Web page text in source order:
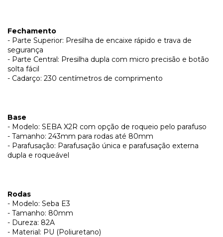
Fechamento
- Parte Superior: Presilha de encaixe rápido e trava de
segurança
- Parte Central: Presilha dupla com micro precisão e botão
solta fácil
- Cadarço: 230 centímetros de comprimento
Base
- Modelo: SEBA X2R com opção de roqueio pelo parafuso
- Tamanho: 243mm para rodas até 80mm
- Parafusação: Parafusação única e parafusação externa
dupla e roqueável
Rodas
- Modelo: Seba E3
- Tamanho: 80mm
- Dureza: 82A
- Material: PU (Poliuretano)